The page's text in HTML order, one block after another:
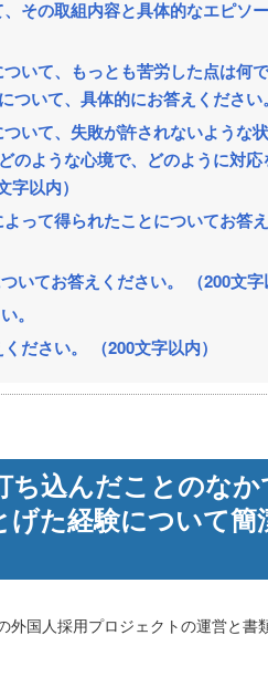
その取組内容と具体的なエピソ
いて、もっとも苦労した点は何
ついて、具体的にお答えください
いて、失敗が許されないような
のような心境で、どのように対
以内）
って得られたことについてお答
いてお答えください。 （200文字
。
ださい。 （200文字以内）
ち込んだことのな
た経験について
外国人採用プロジェクトの運営と書